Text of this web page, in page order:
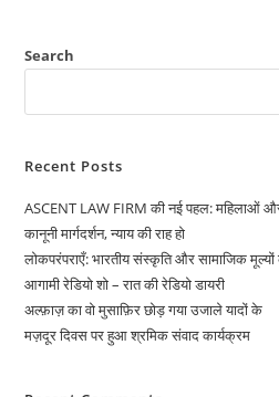
Search
Recent Posts
ASCENT LAW FIRM की नई पहल: महिलाओं
कानूनी मार्गदर्शन, न्याय की राह हो
लोकपरंपराएँ: भारतीय संस्कृति और सामाजिक मूल्यों
आगामी रेडियो शो – रात की रेडियो डायरी
अल्फ़ाज़ का वो मुसाफ़िर छोड़ गया उजाले यादों के
मज़दूर दिवस पर हुआ श्रमिक संवाद कार्यक्रम